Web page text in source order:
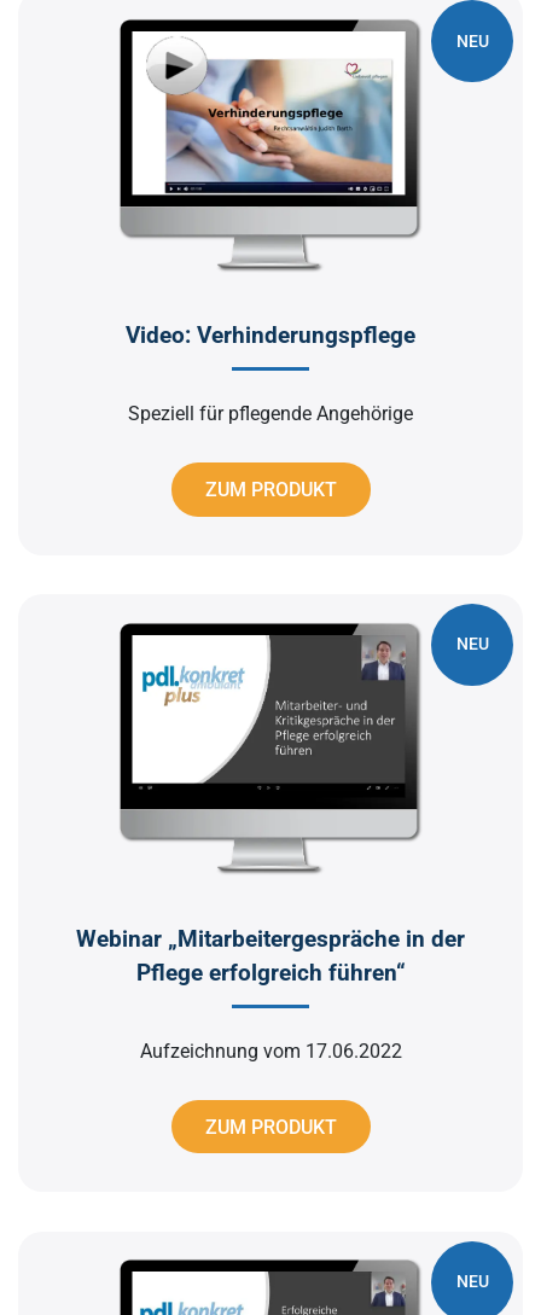
NEU
Video: Verhinderungspflege
Speziell für pflegende Angehörige
ZUM PRODUKT
NEU
Webinar „Mitarbeitergespräche in der
Pflege erfolgreich führen“
Aufzeichnung vom 17.06.2022
ZUM PRODUKT
NEU